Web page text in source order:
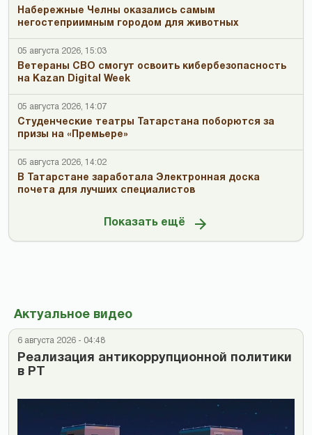
Набережные Челны оказались самым
негостеприимным городом для животных
05 августа 2026, 15:03
Ветераны СВО смогут освоить кибербезопасность
на Kazan Digital Week
05 августа 2026, 14:07
Студенческие театры Татарстана поборются за
призы на «Премьере»
05 августа 2026, 14:02
В Татарстане заработала Электронная доска
почета для лучших специалистов
Показать ещё
Актуальное видео
6 августа 2026 - 04:48
Реализация антикоррупционной политики
в РТ